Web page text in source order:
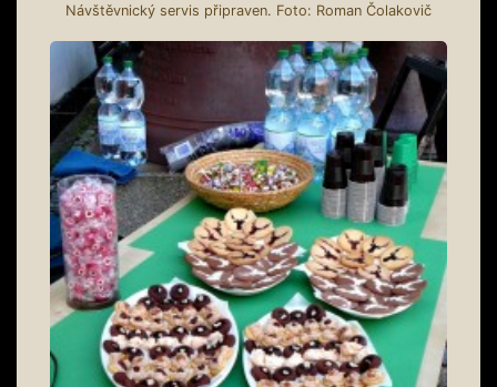
Návštěvnický servis připraven. Foto: Roman Čolakovič